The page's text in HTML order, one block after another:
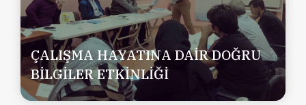
ÇALIŞMA HAYATINA DAİR DOĞRU
BİLGİLER ETKİNLİĞİ